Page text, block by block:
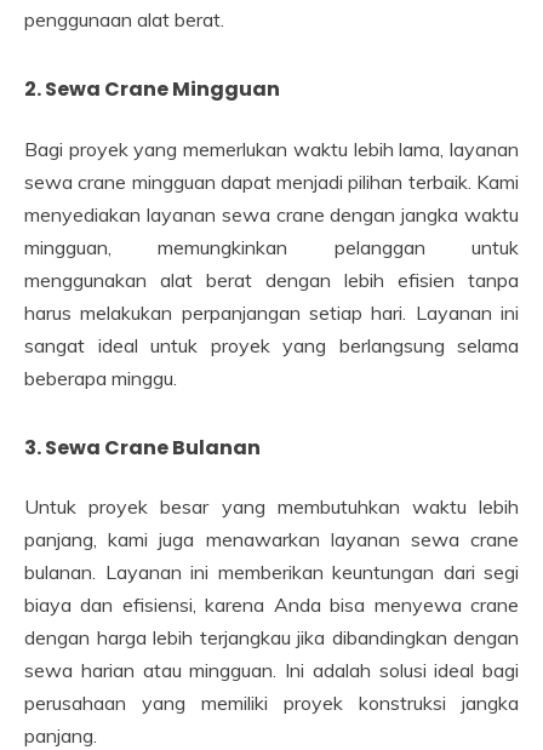
penggunaan alat berat.
2. Sewa Crane Mingguan
Bagi proyek yang memerlukan waktu lebih lama, layanan
sewa crane mingguan dapat menjadi pilihan terbaik. Kami
menyediakan layanan sewa crane dengan jangka waktu
mingguan, memungkinkan pelanggan untuk
menggunakan alat berat dengan lebih efisien tanpa
harus melakukan perpanjangan setiap hari. Layanan ini
sangat ideal untuk proyek yang berlangsung selama
beberapa minggu.
3. Sewa Crane Bulanan
Untuk proyek besar yang membutuhkan waktu lebih
panjang, kami juga menawarkan layanan sewa crane
bulanan. Layanan ini memberikan keuntungan dari segi
biaya dan efisiensi, karena Anda bisa menyewa crane
dengan harga lebih terjangkau jika dibandingkan dengan
sewa harian atau mingguan. Ini adalah solusi ideal bagi
perusahaan yang memiliki proyek konstruksi jangka
panjang.